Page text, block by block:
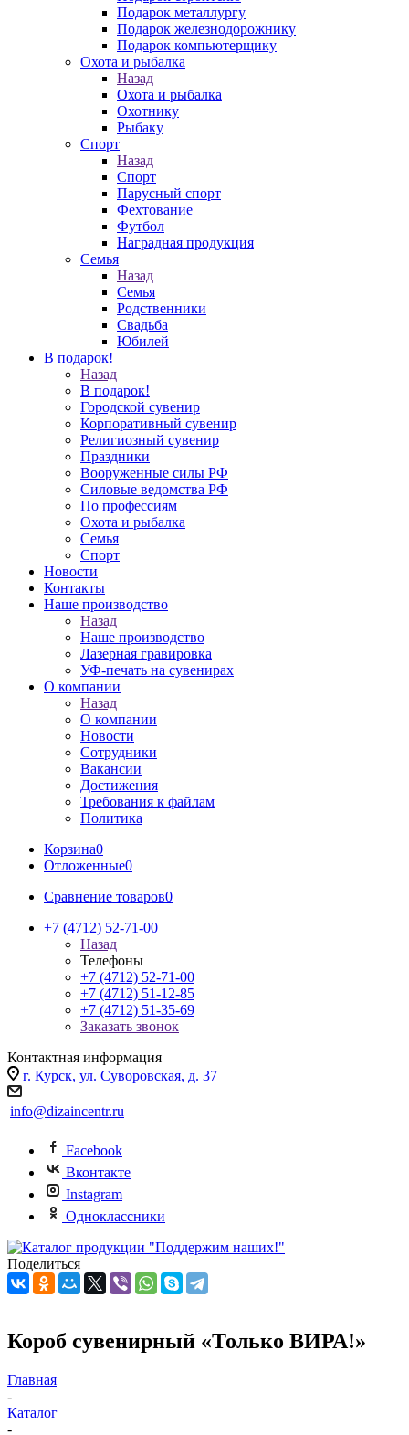
Подарок металлургу
Подарок железнодорожнику
Подарок компьютерщику
Охота и рыбалка
Назад
Охота и рыбалка
Охотнику
Рыбаку
Спорт
Назад
Спорт
Парусный спорт
Фехтование
Футбол
Наградная продукция
Семья
Назад
Семья
Родственники
Свадьба
Юбилей
В подарок!
Назад
В подарок!
Городской сувенир
Корпоративный сувенир
Религиозный сувенир
Праздники
Вооруженные силы РФ
Силовые ведомства РФ
По профессиям
Охота и рыбалка
Семья
Спорт
Новости
Контакты
Наше производство
Назад
Наше производство
Лазерная гравировка
УФ-печать на сувенирах
О компании
Назад
О компании
Новости
Сотрудники
Вакансии
Достижения
Требования к файлам
Политика
Корзина0
Отложенные0
Сравнение товаров0
+7 (4712) 52-71-00
Назад
Телефоны
+7 (4712) 52-71-00
+7 (4712) 51-12-85
+7 (4712) 51-35-69
Заказать звонок
Контактная информация
г. Курск, ул. Суворовская, д. 37
info@dizaincentr.ru
Facebook
Вконтакте
Instagram
Одноклассники
Поделиться
Короб сувенирный «Только ВИРА!»
Главная
-
Каталог
-